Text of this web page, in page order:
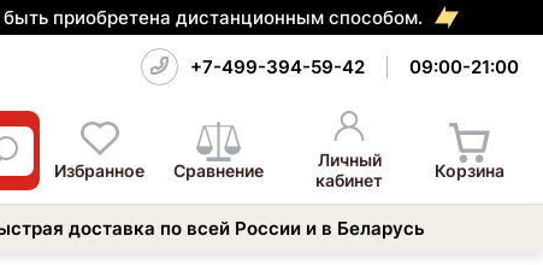
приобретена дистанционным способом.
+7-499-394-59-42 09:00-21:00
Избранное Сравнение
Личный
кабинет
Корзина
доставка по всей России и в Беларусь